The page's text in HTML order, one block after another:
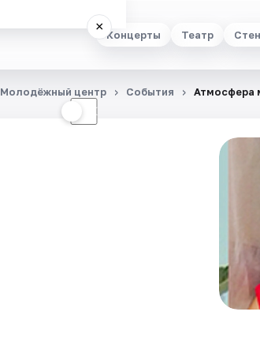
Концерты Театр
×
☾
Молодёжный центр События Атмосфера